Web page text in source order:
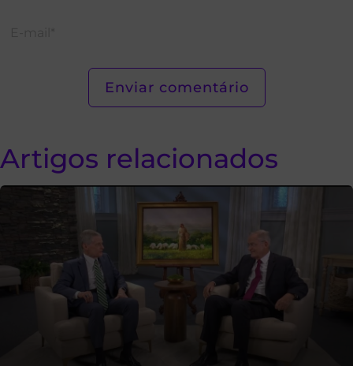
Artigos relacionados